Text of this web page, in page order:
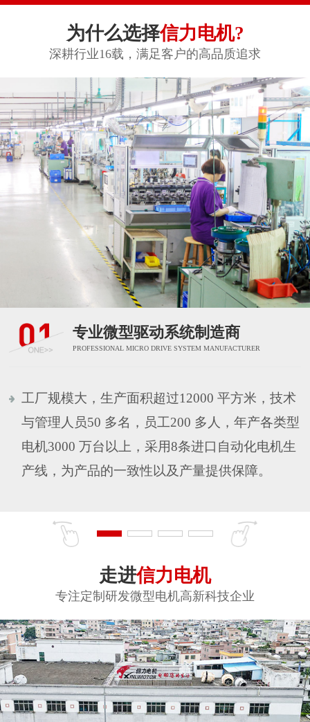
为什么选择信力电机?
深耕行业16载，满足客户的高品质追求
专业微型驱动系统制造商
PROFESSIONAL MICRO DRIVE SYSTEM MANUFACTURER
工厂规模大，生产面积超过12000 平方米，技术
与管理人员50 多名，员工200 多人，年产各类型
电机3000 万台以上，采用8条进口自动化电机生
产线，为产品的一致性以及产量提供保障。
走进信力电机
专注定制研发微型电机高新科技企业